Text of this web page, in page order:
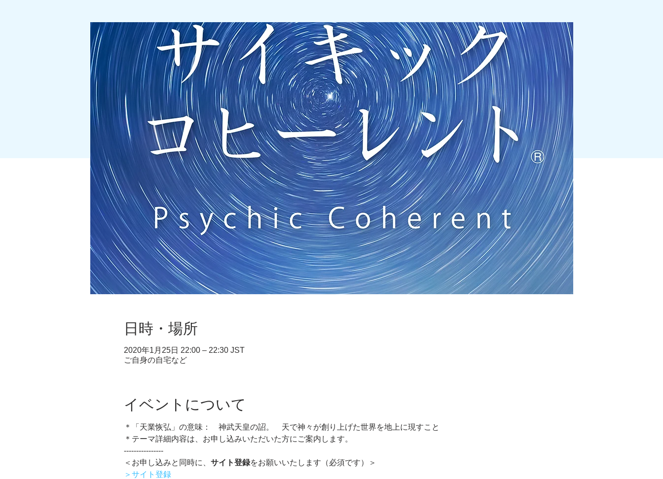
日時・場所
2020年1月25日 22:00 – 22:30 JST
ご自身の自宅など
イベントについて
＊「天業恢弘」の意味：　神武天皇の詔。　天で神々が創り上げた世界を地上に現すこと
＊テーマ詳細内容は、お申し込みいただいた方にご案内します。
----------------
＜お申し込みと同時に、 サイト登録をお願いいたします（必須です）＞
＞サイト登録